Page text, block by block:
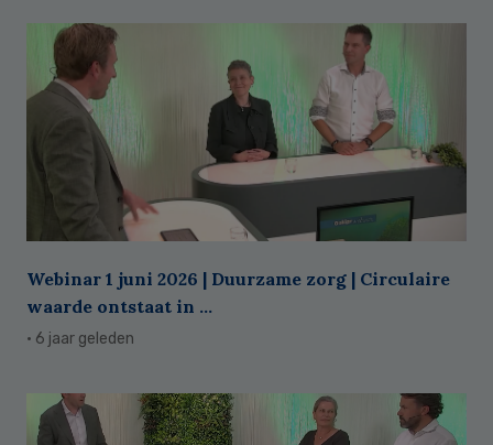
Webinar 1 juni 2026 | Duurzame zorg | Circulaire
waarde ontstaat in ...
· 6 jaar geleden